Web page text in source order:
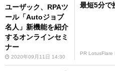
ユーザック、RPAツ
ール「Autoジョブ
名人」新機能を紹介
するオンラインセミ
ナー
2020年09月11日 14:30
最短5分で
PR LotusFlare